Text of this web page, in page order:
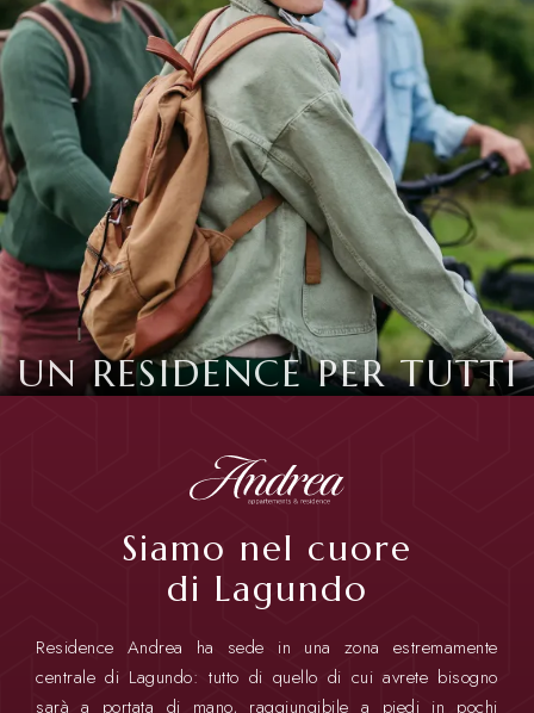
UN RESIDENCE PER TUTTI
Siamo nel cuore
di Lagundo
Residence Andrea ha sede in una zona estremamente
centrale di Lagundo: tutto di quello di cui avrete bisogno
sarà a portata di mano, raggiungibile a piedi in pochi